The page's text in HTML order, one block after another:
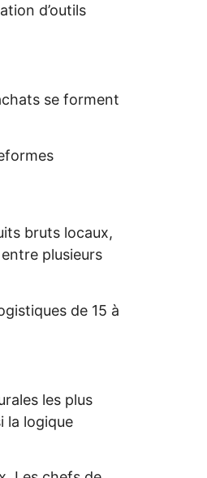
d’outils
se forment
bruts locaux,
plusieurs
de 15 à
les plus
la logique